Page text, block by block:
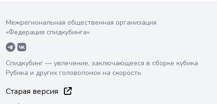
Межрегиональная общественная организация
«Федерация спидкубинга»
Спидкубинг — увлечение, заключающееся в сборке кубика
Рубика и других головоломок на скорость
Старая версия